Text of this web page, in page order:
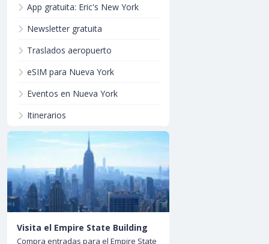
App gratuita: Eric's New York
Newsletter gratuita
Traslados aeropuerto
eSIM para Nueva York
Eventos en Nueva York
Itinerarios
Visita el Empire State Building
Compra entradas para el Empire State